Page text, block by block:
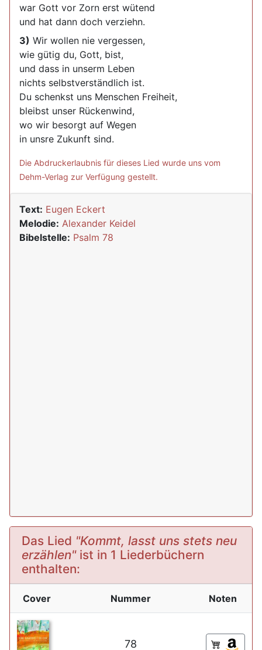
war Gott vor Zorn erst wütend
und hat dann doch verziehn.
3) Wir wollen nie vergessen,
wie gütig du, Gott, bist,
und dass in unserm Leben
nichts selbstverständlich ist.
Du schenkst uns Menschen Freiheit,
bleibst unser Rückenwind,
wo wir besorgt auf Wegen
in unsre Zukunft sind.
Die Abdruckerlaubnis für dieses Lied wurde uns vom
Dehm-Verlag zur Verfügung gestellt.
Text: Eugen Eckert
Melodie: Alexander Keidel
Bibelstelle: Psalm 78
Das Lied "Kommt, lasst uns stets neu
erzählen"ist in 1 Liederbüchern
enthalten:
Cover Nummer Noten
78